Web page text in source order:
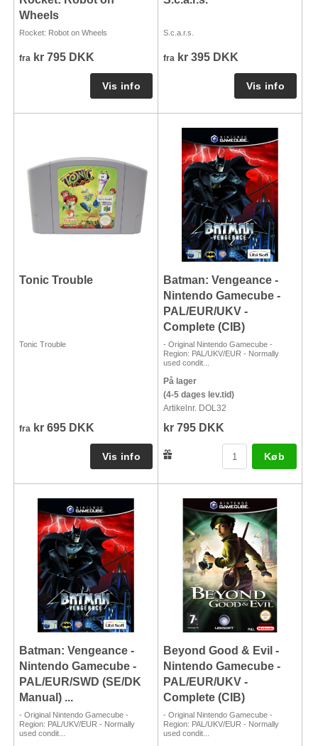
Wheels
Rocket: Robot on Wheels
fra kr 795 DKK
S.c.a.r.s.
fra kr 395 DKK
Tonic Trouble
Tonic Trouble
fra kr 695 DKK
Batman: Vengeance -
Nintendo Gamecube -
PAL/EUR/UKV -
Complete (CIB)
- Original Nintendo Gamecube -
Region: PAL/UKV/EUR - Normally
used condit...
På lager
(4-5 dages lev.tid)
Artikelnr. DOL32
kr 795 DKK
Køb
Batman: Vengeance -
Nintendo Gamecube -
PAL/EUR/SWD (SE/DK
Manual) ...
- Original Nintendo Gamecube -
Region: PAL/UKV/EUR - Normally
used condit...
Beyond Good & Evil -
Nintendo Gamecube -
PAL/EUR/UKV -
Complete (CIB)
- Original Nintendo Gamecube -
Region: PAL/UKV/EUR - Normally
used condit...